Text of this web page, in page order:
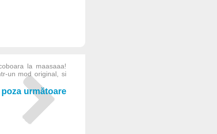
la maasaaa!
un mod original, si
poza următoare